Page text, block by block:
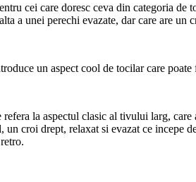
cei care doresc ceva din categoria
a unei perechi evazate, dar care are un
un aspect cool de tocilar care
refera la aspectul clasic al tivului larg,
un croi drept, relaxat si evazat ce incepe